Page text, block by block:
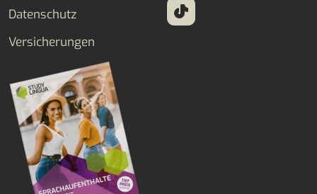
Datenschutz
Versicherungen